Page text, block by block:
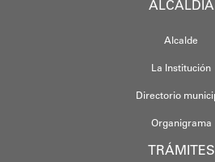
ALCALDÍA
Alcalde
La Institución
Directorio
Organigrama
TRÁMITES